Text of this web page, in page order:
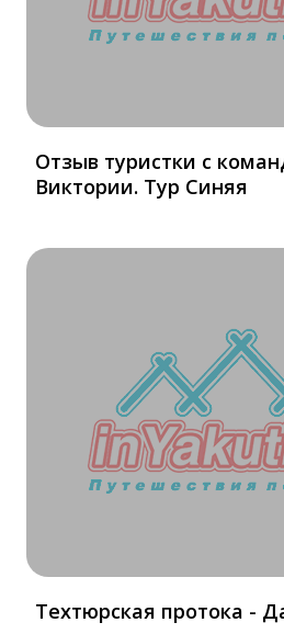
Отзыв туристки с
Виктории. Тур Синяя
Техтюрская протока -